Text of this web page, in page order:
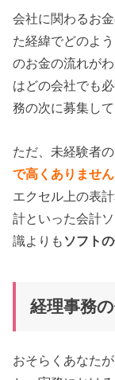
会社に関わるお
た経緯でどのよ
のお金の流れが
はどの会社でも
務の次に募集し
ただ、未経験者
で高くありませ
エクセル上の表
計といった会計
識よりも ソフト
経理事務
おそらくあなた